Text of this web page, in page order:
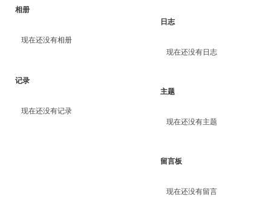
相册
现在还没有相册
记录
现在还没有记录
日志
现在还没有日志
主题
现在还没有主题
留言板
现在还没有留言